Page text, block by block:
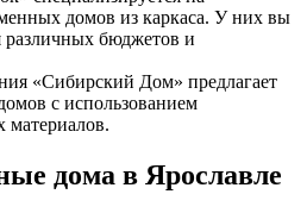
домов из каркаса. У них вы
различных бюджетов и
«Сибирский Дом» предлагает
с использованием
материалов.
дома в Ярославле